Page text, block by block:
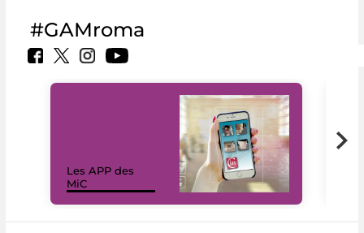
#GAMroma
Les APP des
MiC